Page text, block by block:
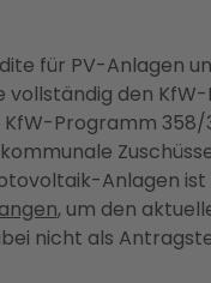
für PV-Anlagen
den
Programm
Anlagen
, um den
nicht als